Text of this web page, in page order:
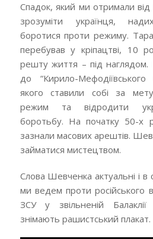
Спадок, який ми отримали
зрозуміти українця,
боротися проти режиму.
перебував у кріпацтві, 10
решту життя – під
до “Кирило-Мефодіївського
якого ставили собі за
режим та відродити
боротьбу. На початку 50-х
зазнали масових арештів.
займатися мистецтвом.
Слова Шевченка актуальні і в
ми ведем проти російського
ЗСУ у звільненій Балаклії
знімають рашистський плакат.